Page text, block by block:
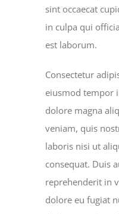
sint occaecat
in culpa qui
est laborum.
Consectetur
eiusmod tempor
dolore magna
veniam, quis
laboris nisi ut
consequat. Duis
reprehenderit in
dolore eu fugiat